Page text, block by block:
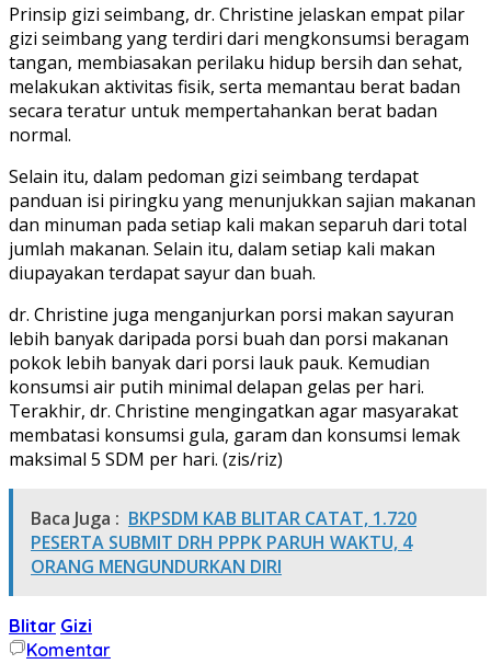
Prinsip gizi seimbang, dr. Christine jelaskan empat pilar
gizi seimbang yang terdiri dari mengkonsumsi beragam
tangan, membiasakan perilaku hidup bersih dan sehat,
melakukan aktivitas fisik, serta memantau berat badan
secara teratur untuk mempertahankan berat badan
normal.
Selain itu, dalam pedoman gizi seimbang terdapat
panduan isi piringku yang menunjukkan sajian makanan
dan minuman pada setiap kali makan separuh dari total
jumlah makanan. Selain itu, dalam setiap kali makan
diupayakan terdapat sayur dan buah.
dr. Christine juga menganjurkan porsi makan sayuran
lebih banyak daripada porsi buah dan porsi makanan
pokok lebih banyak dari porsi lauk pauk. Kemudian
konsumsi air putih minimal delapan gelas per hari.
Terakhir, dr. Christine mengingatkan agar masyarakat
membatasi konsumsi gula, garam dan konsumsi lemak
maksimal 5 SDM per hari. (zis/riz)
Baca Juga : BKPSDM KAB BLITAR CATAT, 1.720
PESERTA SUBMIT DRH PPPK PARUH WAKTU, 4
ORANG MENGUNDURKAN DIRI
Blitar Gizi
Komentar